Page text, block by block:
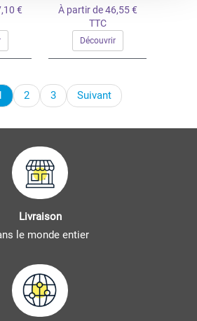
€
À partir de 46,55 €
TTC
Découvrir
2 3 Suivant
Livraison
le monde entier